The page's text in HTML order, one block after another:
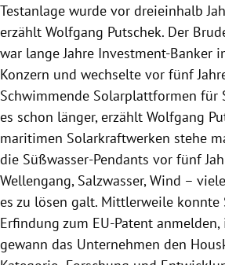
Testanlage wurde vor dreieinhalb
erzählt Wolfgang Putschek. Der
war lange Jahre Investment-Banker
Konzern und wechselte vor fünf
Schwimmende Solarplattformen für
es schon länger, erzählt Wolfgang
maritimen Solarkraftwerken stehe
die Süßwasser-Pendants vor fünf
Wellengang, Salzwasser, Wind –
es zu lösen galt. Mittlerweile konnte
Erfindung zum EU-Patent
gewann das Unternehmen den